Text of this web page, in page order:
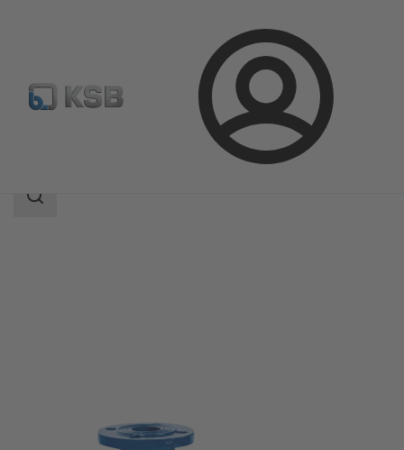
Login
Sewatec
Suchbereich